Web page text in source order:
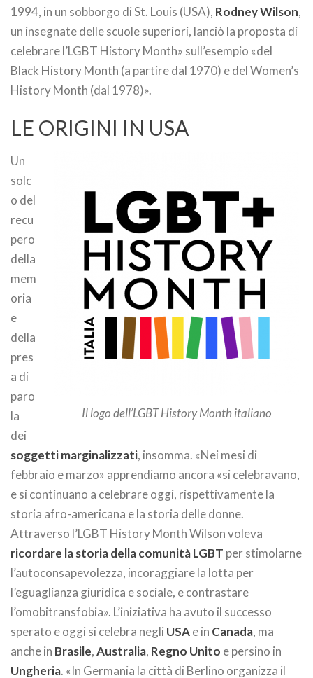
1994, in un sobborgo di St. Louis (USA), Rodney Wilson,
un insegnate delle scuole superiori, lanciò la proposta di
celebrare l’LGBT History Month» sull’esempio «del
Black History Month (a partire dal 1970) e del Women’s
History Month (dal 1978)».
LE ORIGINI IN USA
Il logo dell’LGBT History Month italiano
Un
solc
o del
recu
pero
della
mem
oria
e
della
pres
a di
paro
la
dei
soggetti marginalizzati, insomma. «Nei mesi di
febbraio e marzo» apprendiamo ancora «si celebravano,
e si continuano a celebrare oggi, rispettivamente la
storia afro-americana e la storia delle donne.
Attraverso l’LGBT History Month Wilson voleva
ricordare la storia della comunità LGBT per stimolarne
l’autoconsapevolezza, incoraggiare la lotta per
l’eguaglianza giuridica e sociale, e contrastare
l’omobitransfobia». L’iniziativa ha avuto il successo
sperato e oggi si celebra negli USAe in Canada, ma
anche in Brasile,Australia, Regno Unito e persino in
Ungheria. «In Germania la città di Berlino organizza il